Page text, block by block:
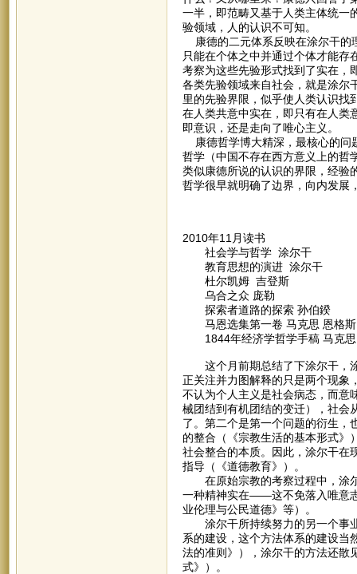
一半，即范畴又基于人类主体统一
验领域，人的认识不可知。
康德的二元体系反映在涂尔干的
只能在个体之中并通过个体才能存
考察为这些先验形式找到了实在，
各类先验领域来自社会，就是涂尔
里的先验界限，似乎使人类认识找
在人类共意中实在，即只有在人类
即意识，还是走向了唯心主义。
康德哲学博大精深，最核心的问
哲学（中国不存在西方意义上的哲
类似康德所说的认识的界限，经验
哲学很早就明确了边界，向内发展
2010年11月读书
社会学与哲学 涂尔干
教育思想的演进 涂尔干
杜尔凯姆 吉登斯
乌合之众 庞勒
探索者道路的探索 孙伯鍨
马恩选集第一卷 马克思 恩格斯
1844年经济学哲学手稿 马克思
这个月前期总结了下涂尔干，涂
正关注并力图解释的只是两个现象
不认为个人主义是社会病态，而意
械团结到有机团结的变迁），社会
了。第二个是第一个问题的衍生，
的整合（《宗教生活的基本形式》
社会整合的本质。因此，涂尔干在
指导（《道德教育》）。
在原始宗教的考察过程中，涂尔
一种精神实在——这不免落入唯意
业伦理与公民道德》等）。
涂尔干所持续努力的另一个事业
系的建设，这个方法体系的建设当
法的准则》），涂尔干的方法还散
式》）。